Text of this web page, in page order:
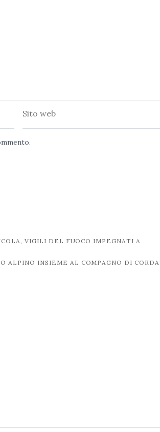
VIGILI DEL FUOCO IMPEGNATI A
ALPINO INSIEME AL COMPAGNO DI